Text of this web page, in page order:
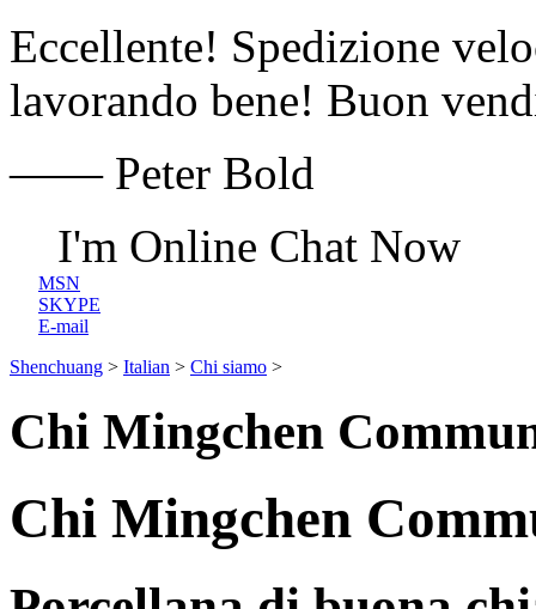
Eccellente! Spedizione
lavorando bene! Buon
—— Peter Bold
I'm Online Chat Now
MSN
SKYPE
E-mail
Shenchuang > Italian > Chi siamo >
Chi Mingchen
Chi Mingchen